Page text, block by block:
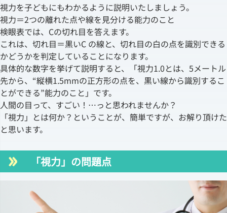
視力を子どもにもわかるように説明いたしましょう。
視力＝2つの離れた点や線を見分ける能力のこと
検眼表では、Cの切れ目を答えます。
これは、切れ目＝黒いC の線と、切れ目の白の点を識別できる
かどうかを判定していることになります。
具体的な数字を挙げて説明すると、「視力1.0とは、5メートル
先から、“縦横1.5mmの正方形の点を、黒い線から識別するこ
とができる”能力のこと」です。
人間の目って、すごい！…っと思われませんか？
「視力」とは何か？ということが、簡単ですが、お解り頂けた
と思います。
「視力」の問題点